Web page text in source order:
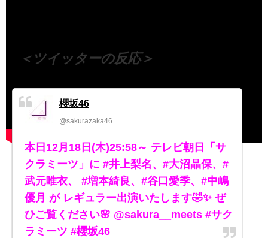
＜ツイッターの反応＞
櫻坂46
@sakurazaka46
本日12月18日(木)25:58～ テレビ朝日「サ
クラミーツ」に #井上梨名、#大沼晶保、#
武元唯衣、 #増本綺良、#谷口愛季、#中嶋
優月 が レギュラー出演いたします🤣✨ ぜ
ひご覧ください🌸 @sakura__meets #サク
ラミーツ #櫻坂46